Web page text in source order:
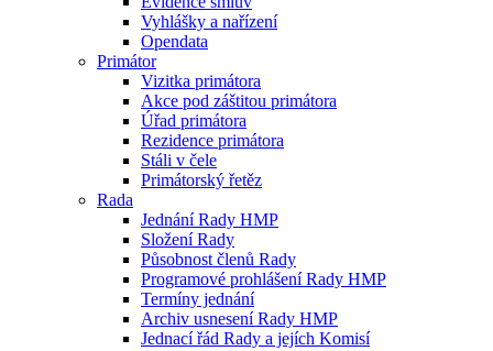
Vyhlášky a nařízení
Opendata
Primátor
Vizitka primátora
Akce pod záštitou primátora
Úřad primátora
Rezidence primátora
Stáli v čele
Primátorský řetěz
Rada
Jednání Rady HMP
Složení Rady
Působnost členů Rady
Programové prohlášení Rady HMP
Termíny jednání
Archiv usnesení Rady HMP
Jednací řád Rady a jejích Komisí